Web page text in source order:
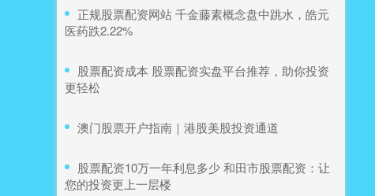
​正规股票配资网站 千金藤素概念盘中跳水，皓元
医药跌2.22%
​股票配资成本 股票配资实盘平台推荐，助你投资
更轻松
​澳门股票开户指南｜港股美股投资通道
​股票配资10万一年利息多少 和田市股票配资：让
您的投资更上一层楼